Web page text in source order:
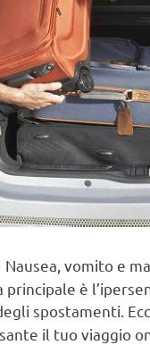
Nausea, vomito e
principale è
spostamenti.
il tuo viaggio